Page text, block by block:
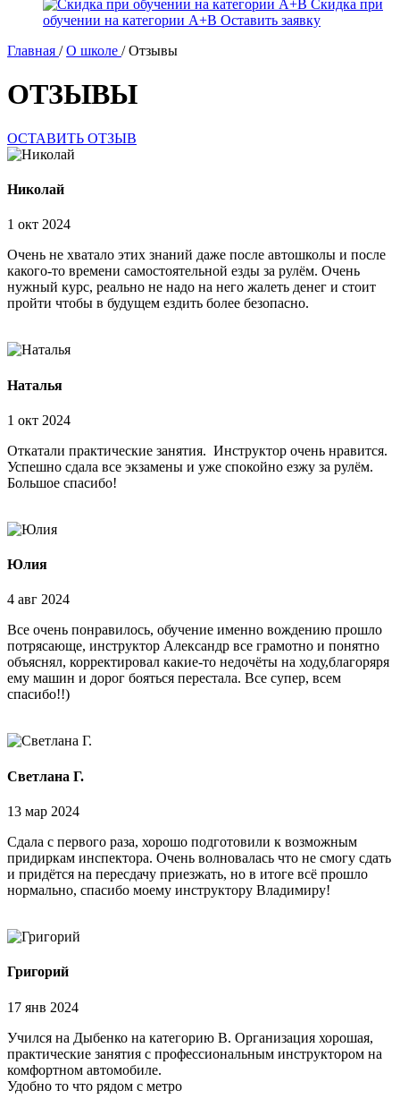
Скидка при
обучении на категории А+В Оставить заявку
Главная /О школе /Отзывы
ОТЗЫВЫ
ОСТАВИТЬ ОТЗЫВ
Николай
1 окт 2024
Очень не хватало этих знаний даже после автошколы и после
какого-то времени самостоятельной езды за рулём. Очень
нужный курс, реально не надо на него жалеть денег и стоит
пройти чтобы в будущем ездить более безопасно.
Наталья
1 окт 2024
Откатали практические занятия. Инструктор очень нравится.
Успешно сдала все экзамены и уже спокойно езжу за рулём.
Большое спасибо!
Юлия
4 авг 2024
Все очень понравилось, обучение именно вождению прошло
потрясающе, инструктор Александр все грамотно и понятно
объяснял, корректировал какие-то недочёты на ходу,благоряря
ему машин и дорог бояться перестала. Все супер, всем
спасибо!!)
Светлана Г.
13 мар 2024
Сдала с первого раза, хорошо подготовили к возможным
придиркам инспектора. Очень волновалась что не смогу сдать
и придётся на пересдачу приезжать, но в итоге всё прошло
нормально, спасибо моему инструктору Владимиру!
Григорий
17 янв 2024
Учился на Дыбенко на категорию В. Организация хорошая,
практические занятия с профессиональным инструктором на
комфортном автомобиле.
Удобно то что рядом с метро